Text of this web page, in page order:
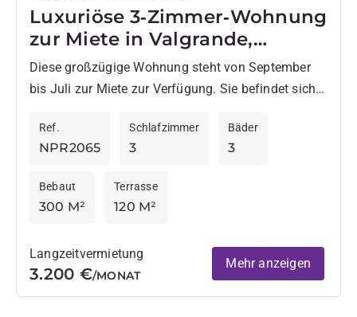
Luxuriöse 3‑Zimmer‑Wohnung
zur Miete in Valgrande,
Sotogrande
Diese großzügige Wohnung steht von September
bis Juli zur Miete zur Verfügung. Sie befindet sich
gegenüber dem renommierten Valderrama Golf
Club,...
NPR2065
Ref.
3
Schlafzimmer
3
Bäder
300 M²
Bebaut
120 M²
Terrasse
Langzeitvermietung
3.200 €/MONAT
Mehr anzeigen